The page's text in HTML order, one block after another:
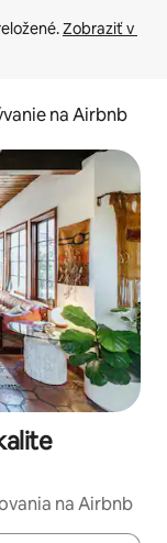
Zobraziť v
na Airbnb
na Airbnb